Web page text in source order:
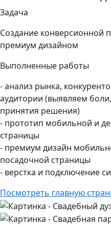
Задача
Создание конверсионной
премиум дизайном
Выполненные работы
- анализ рынка,
аудитории (выявляем
принятия решения)
- прототип мобильной и
страницы
- премиум дизайн
посадочной страницы
- верстка и подключение
Посмотреть главную